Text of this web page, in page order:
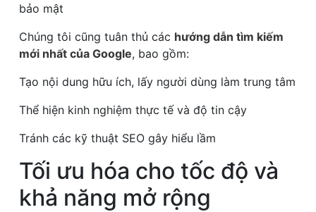
bảo mật
Chúng tôi cũng tuân thủ các hướng dẫn tìm kiếm
mới nhất của Google, bao gồm:
Tạo nội dung hữu ích, lấy người dùng làm trung tâm
Thể hiện kinh nghiệm thực tế và độ tin cậy
Tránh các kỹ thuật SEO gây hiểu lầm
Tối ưu hóa cho tốc độ và
khả năng mở rộng